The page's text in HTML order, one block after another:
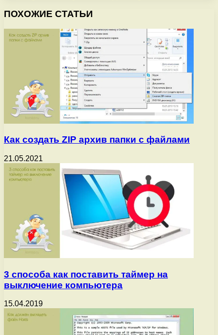
ПОХОЖИЕ СТАТЬИ
Как создать ZIP архив папки с файлами
21.05.2021
3 способа как поставить таймер на
выключение компьютера
15.04.2019